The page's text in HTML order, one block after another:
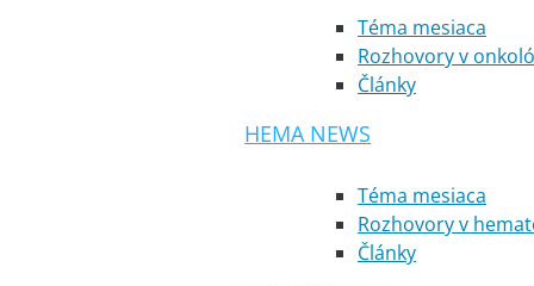
Téma mesiaca
Rozhovory v
Články
HEMA NEWS
Téma mesiaca
Rozhovory v
Články